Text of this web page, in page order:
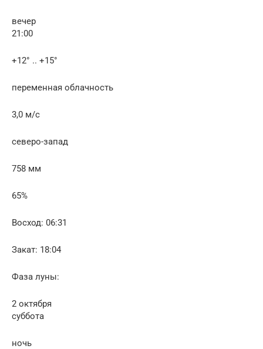
вечер
21:00
+12° .. +15°
переменная облачность
3,0 м/с
северо-запад
758 мм
65%
Восход: 06:31
Закат: 18:04
Фаза луны:
2 октября
суббота
ночь